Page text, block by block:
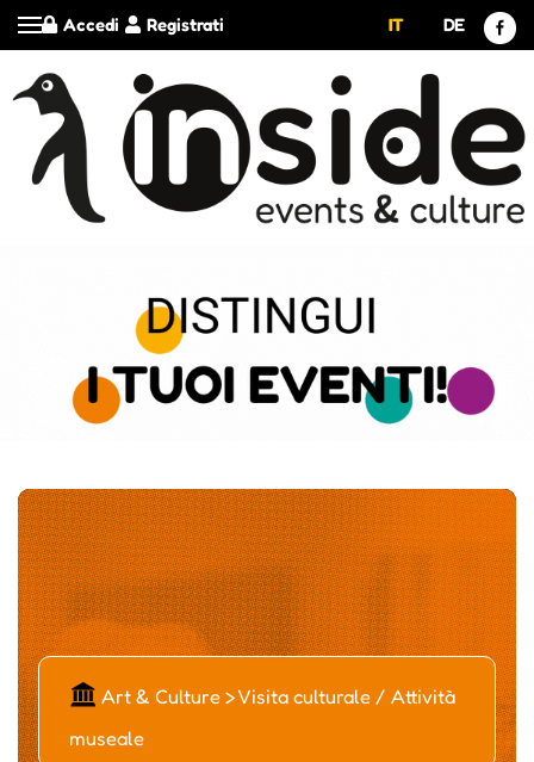
Registrati
Accedi IT DE
Č Art & Culture > Visita culturale / Attività
museale